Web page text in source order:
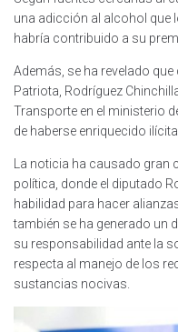
una adicción al alcohol que
habría contribuido a su
Además, se ha revelado
Patriota, Rodríguez
Transporte en el ministerio
de haberse enriquecido
La noticia ha causado
política, donde el diputado
habilidad para hacer
también se ha generado un
su responsabilidad ante la
respecta al manejo de los
sustancias nocivas.